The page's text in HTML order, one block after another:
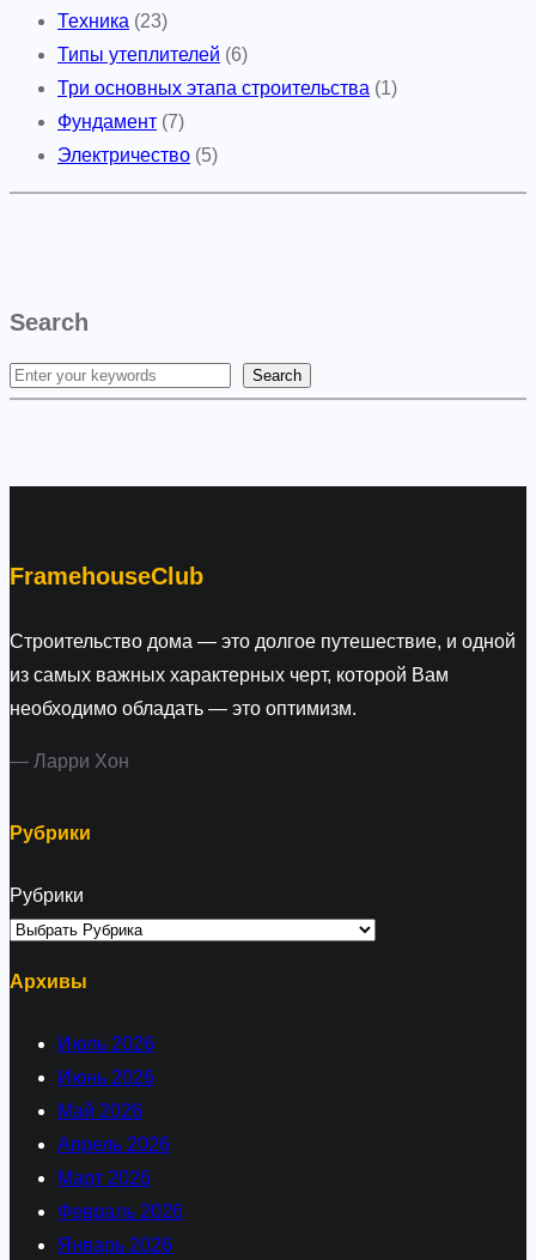
Техника (23)
Типы утеплителей (6)
Три основных этапа строительства (1)
Фундамент (7)
Электричество (5)
Search
S
Search
FramehouseClub
Строительство дома — это долгое путешествие, и одной
из самых важных характерных черт, которой Вам
необходимо обладать — это оптимизм.
— Ларри Хон
Рубрики
Рубрики
Архивы
Июль 2026
Июнь 2026
Май 2026
Апрель 2026
Март 2026
Февраль 2026
Январь 2026